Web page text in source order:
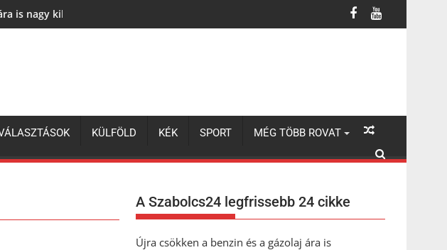
is nagy kihívás az elhúzódó, intenzív hőhullám, viselkedésük is némileg megváltozik
KÜLFÖLD KÉK SPORT MÉG TÖBB ROVAT
A Szabolcs24 legfrissebb 24 cikke
Újra csökken a benzin és a gázolaj ára is